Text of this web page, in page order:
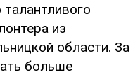
из
области. За
больше